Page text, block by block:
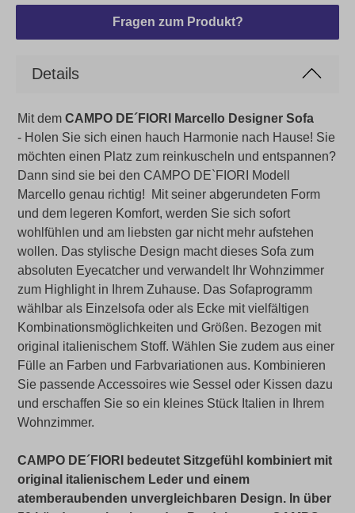
Fragen zum Produkt?
Details
Mit dem CAMPO DE´FIORI Marcello Designer Sofa
- Holen Sie sich einen hauch Harmonie nach Hause! Sie
möchten einen Platz zum reinkuscheln und entspannen?
Dann sind sie bei den CAMPO DE`FIORI Modell
Marcello genau richtig! Mit seiner abgerundeten Form
und dem legeren Komfort, werden Sie sich sofort
wohlfühlen und am liebsten gar nicht mehr aufstehen
wollen. Das stylische Design macht dieses Sofa zum
absoluten Eyecatcher und verwandelt Ihr Wohnzimmer
zum Highlight in Ihrem Zuhause. Das Sofaprogramm
wählbar als Einzelsofa oder als Ecke mit vielfältigen
Kombinationsmöglichkeiten und Größen. Bezogen mit
original italienischem Stoff. Wählen Sie zudem aus einer
Fülle an Farben und Farbvariationen aus. Kombinieren
Sie passende Accessoires wie Sessel oder Kissen dazu
und erschaffen Sie so ein kleines Stück Italien in Ihrem
Wohnzimmer.
CAMPO DE´FIORI bedeutet Sitzgefühl kombiniert mit
original italienischem Leder und einem
atemberaubenden unvergleichbaren Design. In über